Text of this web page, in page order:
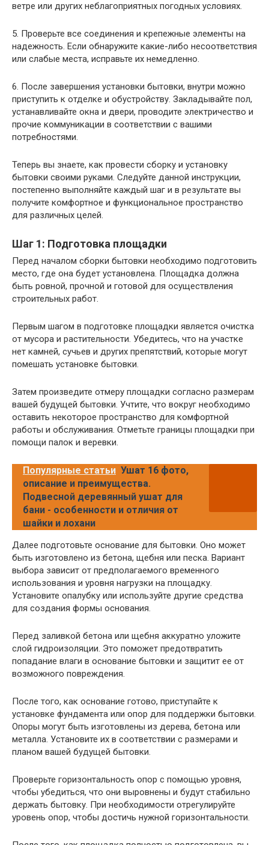
ветре или других неблагоприятных погодных условиях.
5. Проверьте все соединения и крепежные элементы на
надежность. Если обнаружите какие-либо несоответствия
или слабые места, исправьте их немедленно.
6. После завершения установки бытовки, внутри можно
приступить к отделке и обустройству. Закладывайте пол,
устанавливайте окна и двери, проводите электричество и
прочие коммуникации в соответствии с вашими
потребностями.
Теперь вы знаете, как провести сборку и установку
бытовки своими руками. Следуйте данной инструкции,
постепенно выполняйте каждый шаг и в результате вы
получите комфортное и функциональное пространство
для различных целей.
Шаг 1: Подготовка площадки
Перед началом сборки бытовки необходимо подготовить
место, где она будет установлена. Площадка должна
быть ровной, прочной и готовой для осуществления
строительных работ.
Первым шагом в подготовке площадки является очистка
от мусора и растительности. Убедитесь, что на участке
нет камней, сучьев и других препятствий, которые могут
помешать установке бытовки.
Затем произведите отмеру площадки согласно размерам
вашей будущей бытовки. Учтите, что вокруг необходимо
оставить некоторое пространство для комфортной
работы и обслуживания. Отметьте границы площадки при
помощи палок и веревки.
Популярные статьи Ушат 16 фото,
описание и преимущества.
Подвесной деревянный ушат для
бани - особенности и отличия от
шайки и лохани
Далее подготовьте основание для бытовки. Оно может
быть изготовлено из бетона, щебня или песка. Вариант
выбора зависит от предполагаемого временного
использования и уровня нагрузки на площадку.
Установите опалубку или используйте другие средства
для создания формы основания.
Перед заливкой бетона или щебня аккуратно уложите
слой гидроизоляции. Это поможет предотвратить
попадание влаги в основание бытовки и защитит ее от
возможного повреждения.
После того, как основание готово, приступайте к
установке фундамента или опор для поддержки бытовки.
Опоры могут быть изготовлены из дерева, бетона или
металла. Установите их в соответствии с размерами и
планом вашей будущей бытовки.
Проверьте горизонтальность опор с помощью уровня,
чтобы убедиться, что они выровнены и будут стабильно
держать бытовку. При необходимости отрегулируйте
уровень опор, чтобы достичь нужной горизонтальности.